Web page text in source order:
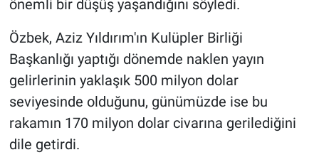
önemli bir düşüş yaşandığını söyledi.
Özbek, Aziz Yıldırım'ın Kulüpler Birliği
Başkanlığı yaptığı dönemde naklen yayın
gelirlerinin yaklaşık 500 milyon dolar
seviyesinde olduğunu, günümüzde ise bu
rakamın 170 milyon dolar civarına gerilediğini
dile getirdi.